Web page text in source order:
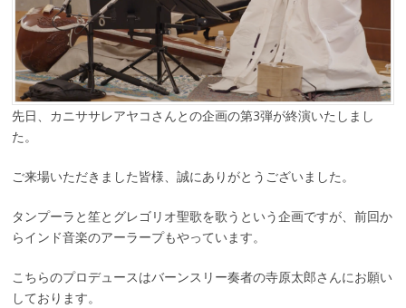
先日、カニササレアヤコさんとの企画の第3弾が終演いたしまし
た。
ご来場いただきました皆様、誠にありがとうございました。
タンプーラと笙とグレゴリオ聖歌を歌うという企画ですが、前回か
らインド音楽のアーラープもやっています。
こちらのプロデュースはバーンスリー奏者の寺原太郎さんにお願い
しております。